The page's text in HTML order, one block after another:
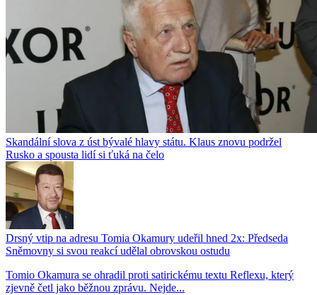
Skandální slova z úst bývalé hlavy státu. Klaus znovu podržel
Rusko a spousta lidí si ťuká na čelo
Drsný vtip na adresu Tomia Okamury udeřil hned 2x: Předseda
Sněmovny si svou reakcí udělal obrovskou ostudu
Tomio Okamura se ohradil proti satirickému textu Reflexu, který
zjevně četl jako běžnou zprávu. Nejde...